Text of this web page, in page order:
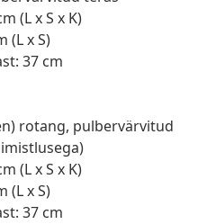
(L x S x K)
(L x S)
37 cm
rotang, pulbervärvitud
(L x S x K)
(L x S)
37 cm